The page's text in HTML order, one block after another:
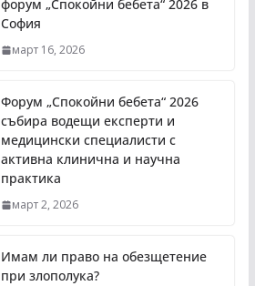
форум „Спокойни бебета“ 2026 в
София
март 16, 2026
Форум „Спокойни бебета“ 2026
събира водещи експерти и
медицински специалисти с
активна клинична и научна
практика
март 2, 2026
Имам ли право на обезщетение
при злополука?